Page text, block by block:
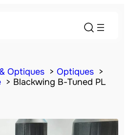
Optiques
Optiques
Blackwing B-Tuned PL